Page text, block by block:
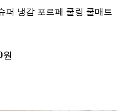
퍼 냉감 포르페 쿨링 쿨매트
원